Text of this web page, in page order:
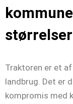
størrelser
Traktoren er et
landbrug. Det er
kompromis med